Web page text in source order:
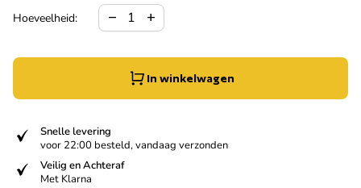
Hoeveelheid:
Hoeveelheid verlagen voor
remove
Verhoog de hoeveelheid voor
add
In winkelwagen
verified
Snelle levering
voor 22:00 besteld, vandaag verzonden
verified
Veilig en Achteraf
Met Klarna